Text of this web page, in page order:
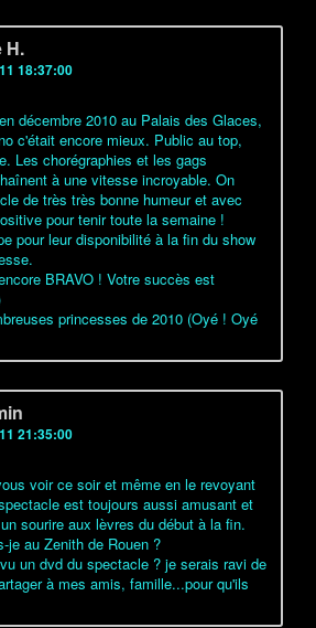
H.
18:37:00
décembre 2010 au Palais des Glaces,
c'était encore mieux. Public au top,
Les chorégraphies et les gags
à une vitesse incroyable. On
de très très bonne humeur et avec
pour tenir toute la semaine !
pour leur disponibilité à la fin du show
BRAVO ! Votre succès est
princesses de 2010 (Oyé ! Oyé
21:35:00
voir ce soir et même en le revoyant
est toujours aussi amusant et
sourire aux lèvres du début à la fin.
je au Zenith de Rouen ?
un dvd du spectacle ? je serais ravi de
à mes amis, famille...pour qu'ils